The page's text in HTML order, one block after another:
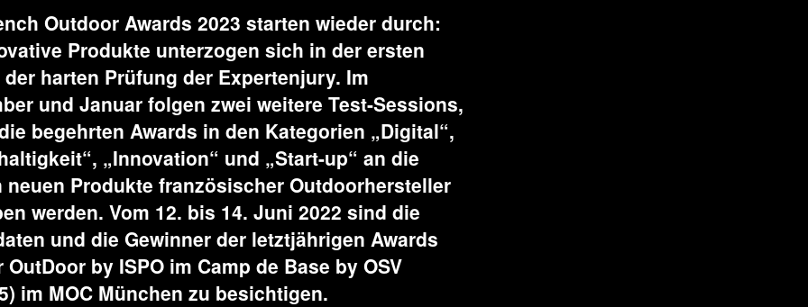
Outdoor Awards 2023 starten wieder durch:
Produkte unterzogen sich in der ersten
der harten Prüfung der Expertenjury. Im
und Januar folgen zwei weitere Test-Sessions,
begehrten Awards in den Kategorien „Digital“,
„Innovation“ und „Start-up“ an die
neuen Produkte französischer Outdoorhersteller
werden. Vom 12. bis 14. Juni 2022 sind die
und die Gewinner der letztjährigen Awards
OutDoor by ISPO im Camp de Base by OSV
im MOC München zu besichtigen.